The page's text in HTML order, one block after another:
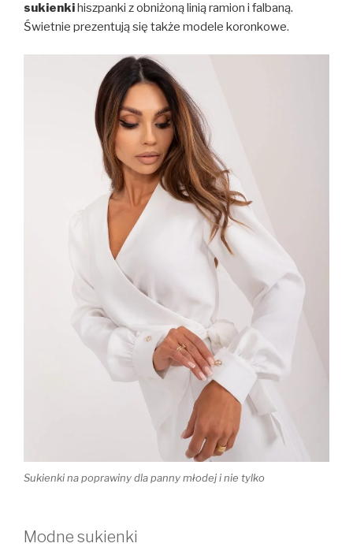
sukienkihiszpanki z obniżoną linią ramion i falbaną.
Świetnie prezentują się także modele koronkowe.
Sukienki na poprawiny dla panny młodej i nie tylko
Modne sukienki